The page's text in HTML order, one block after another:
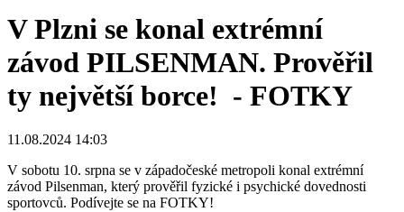
V Plzni se konal extrémní
závod PILSENMAN. Prověřil
ty největší borce! - FOTKY
11.08.2024 14:03
V sobotu 10. srpna se v západočeské metropoli konal extrémní
závod Pilsenman, který prověřil fyzické i psychické dovednosti
sportovců. Podívejte se na FOTKY!